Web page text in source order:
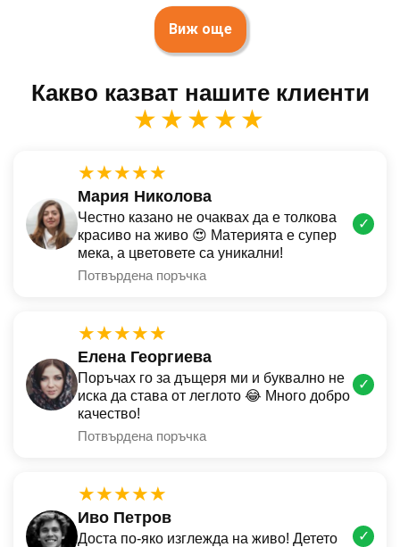
Виж още
Какво казват нашите клиенти
★★★★★
★★★★★
Мария Николова
Честно казано не очаквах да е толкова
красиво на живо 😍 Материята е супер
мека, а цветовете са уникални!
Потвърдена поръчка
✓
★★★★★
Елена Георгиева
Поръчах го за дъщеря ми и буквално не
иска да става от леглото 😂 Много добро
качество!
Потвърдена поръчка
✓
★★★★★
Иво Петров
Доста по-яко изглежда на живо! Детето
✓